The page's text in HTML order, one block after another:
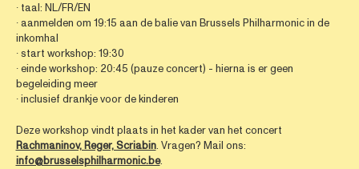
∙ taal: NL/FR/EN
∙ aanmelden om 19:15 aan de balie van Brussels Philharmonic in de
inkomhal
∙ start workshop: 19:30
∙ einde workshop: 20:45 (pauze concert) - hierna is er geen
begeleiding meer
∙ inclusief drankje voor de kinderen
Deze workshop vindt plaats in het kader van het concert
Rachmaninov, Reger, Scriabin. Vragen? Mail ons:
info@brusselsphilharmonic.be.